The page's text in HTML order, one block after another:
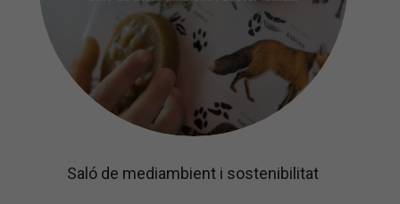
Saló de mediambient i sostenibilitat